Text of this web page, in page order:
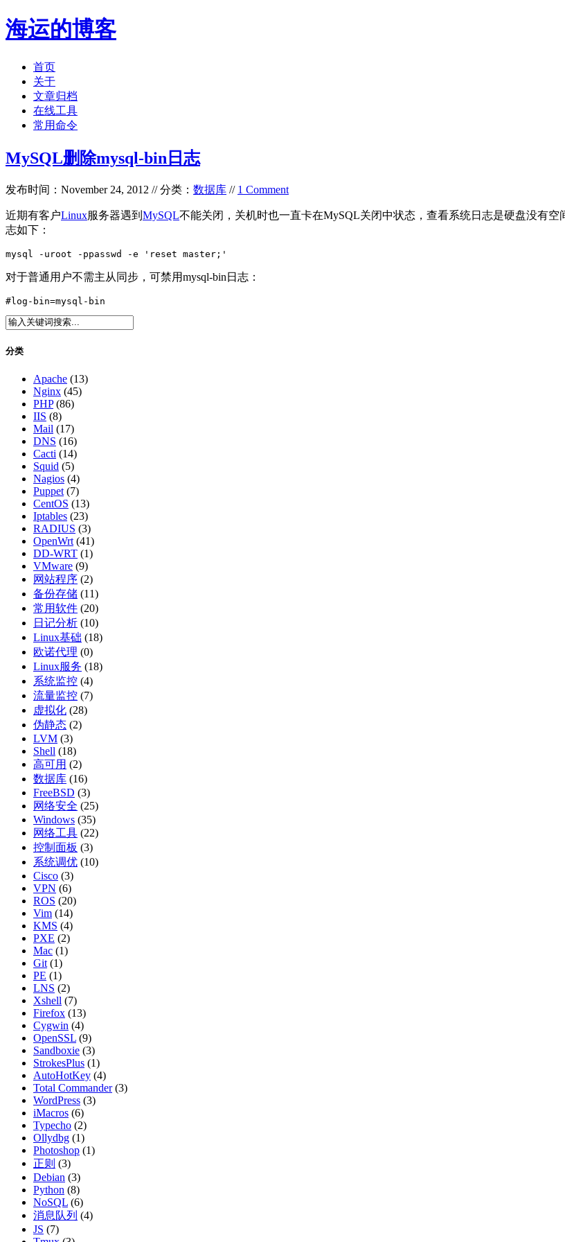
海运的博客
首页
关于
文章归档
在线工具
常用命令
MySQL删除mysql-bin日志
发布时间：November 24, 2012 // 分类： 数据库 // 1 Comment
近期有客户Linux服务器遇到 MySQL不能关闭，关机时也一直卡在MySQL关闭中状态，查看系统日志是硬盘没有
志如下：
mysql -uroot -ppasswd -e 'reset master;'
对于普通用户不需主从同步，可禁用mysql-bin日志：
#log-bin=mysql-bin
分类
Apache (13)
Nginx (45)
PHP(86)
IIS (8)
Mail (17)
DNS (16)
Cacti (14)
Squid (5)
Nagios (4)
Puppet (7)
CentOS (13)
Iptables (23)
RADIUS (3)
OpenWrt (41)
DD-WRT (1)
VMware (9)
网站程序 (2)
备份存储 (11)
常用软件 (20)
日记分析 (10)
Linux基础 (18)
欧诺代理 (0)
Linux服务 (18)
系统监控 (4)
流量监控 (7)
虚拟化 (28)
伪静态 (2)
LVM (3)
Shell (18)
高可用 (2)
数据库 (16)
FreeBSD (3)
网络安全 (25)
Windows (35)
网络工具 (22)
控制面板 (3)
系统调优 (10)
Cisco (3)
VPN (6)
ROS (20)
Vim (14)
KMS (4)
PXE (2)
Mac (1)
Git (1)
PE (1)
LNS (2)
Xshell (7)
Firefox (13)
Cygwin (4)
OpenSSL (9)
Sandboxie (3)
StrokesPlus (1)
AutoHotKey (4)
Total Commander(3)
WordPress (3)
iMacros (6)
Typecho (2)
Ollydbg (1)
Photoshop (1)
正则 (3)
Debian (3)
Python (8)
NoSQL (6)
消息队列 (4)
JS (7)